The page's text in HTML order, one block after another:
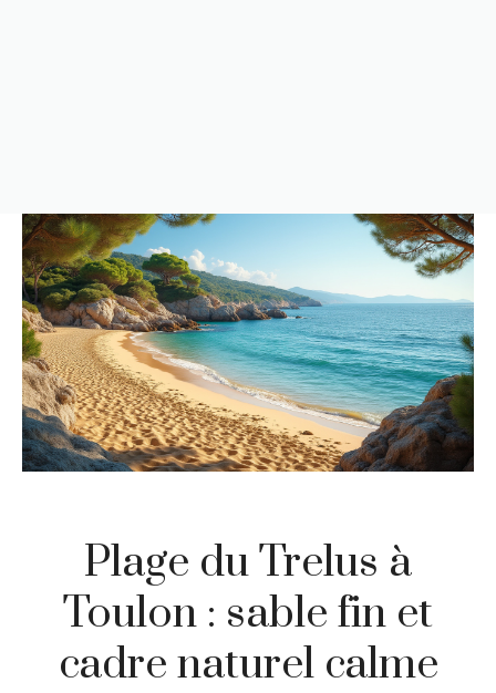
Plage du Trelus à
Toulon : sable fin et
cadre naturel calme